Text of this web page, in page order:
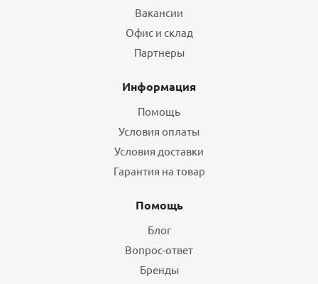
Вакансии
Офис и склад
Партнеры
Информация
Помощь
Условия оплаты
Условия доставки
Гарантия на товар
Помощь
Блог
Вопрос-ответ
Бренды